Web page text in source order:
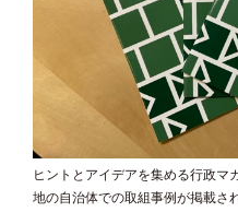
ヒントとアイデアを集める行政マ
地の自治体での取組事例が掲載さ